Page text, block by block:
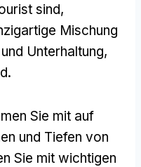
sind,
Mischung
Unterhaltung,
Sie mit auf
und Tiefen von
Sie mit wichtigen